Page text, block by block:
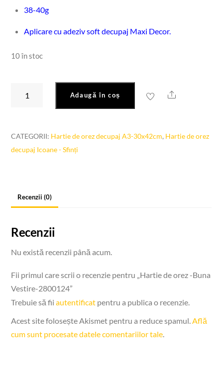
38-40g
Aplicare cu adeziv soft decupaj Maxi Decor.
10 în stoc
Adaugă în coș Share
CATEGORII: Hartie de orez decupaj A3-30x42cm, Hartie de orez
decupaj Icoane - Sfinți
Recenzii (0)
Recenzii
Nu există recenzii până acum.
Fii primul care scrii o recenzie pentru „Hartie de orez -Buna
Vestire-2800124”
Trebuie să fiiautentificat pentru a publica o recenzie.
Acest site folosește Akismet pentru a reduce spamul.Află
cum sunt procesate datele comentariilor tale.